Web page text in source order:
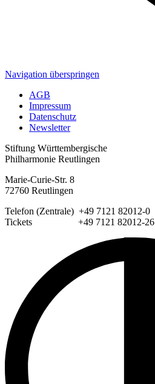
Navigation überspringen
AGB
Impressum
Datenschutz
Newsletter
Stiftung Württembergische
Philharmonie Reutlingen
Marie-Curie-Str. 8
72760 Reutlingen
Telefon (Zentrale) +49 7121 82012-0
Tickets +49 7121 82012-26